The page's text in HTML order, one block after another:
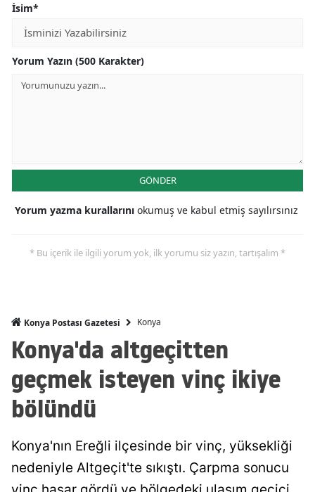
Kütahya
Kahramanmaraş
Muş
Nevşehir
Rize
Sakarya
İsim*
Yorum Yazın (500 Karakter)
GÖNDER
Yorum yazma kurallarını okumuş ve kabul etmiş sayılırsınız
* Bu içerik ile ilgili yorum yok, ilk yorumu siz yazın, tartışalım *
Konya Postası Gazetesi Konya
Konya'da altgeçitten
geçmek isteyen vinç ikiye
bölündü
Konya'nın Ereğli ilçesinde bir vinç, yüksekliği
nedeniyle Altgeçit'te sıkıştı. Çarpma sonucu